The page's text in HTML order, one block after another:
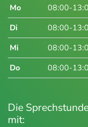
Mo
08:00-
Di
08:00-
Mi
08:00-
Do
08:00-
Die
mit: